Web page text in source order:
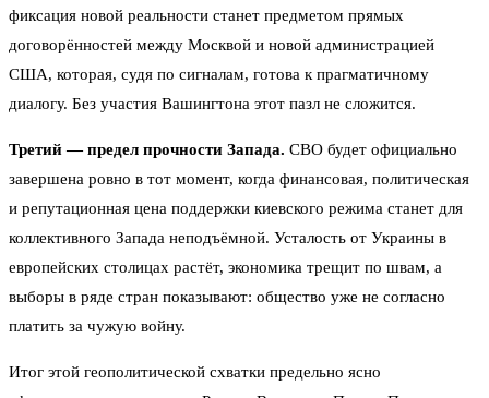
фиксация новой реальности станет предметом прямых
договорённостей между Москвой и новой администрацией
США, которая, судя по сигналам, готова к прагматичному
диалогу. Без участия Вашингтона этот пазл не сложится.
Третий — предел прочности Запада. СВО будет официально
завершена ровно в тот момент, когда финансовая, политическая
и репутационная цена поддержки киевского режима станет для
коллективного Запада неподъёмной. Усталость от Украины в
европейских столицах растёт, экономика трещит по швам, а
выборы в ряде стран показывают: общество уже не согласно
платить за чужую войну.
Итог этой геополитической схватки предельно ясно